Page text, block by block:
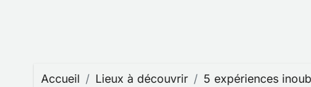
Accueil Lieux à découvrir 5 expériences